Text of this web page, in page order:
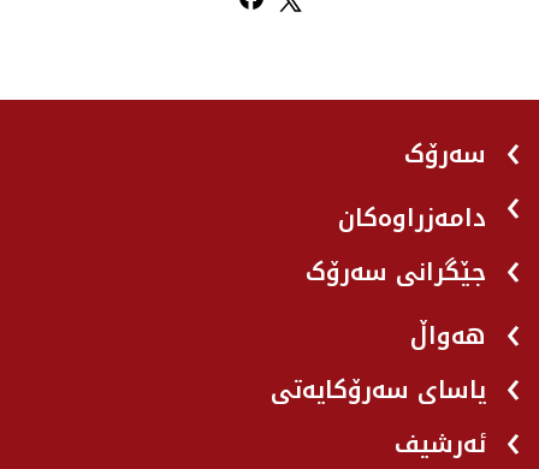
سەرۆک
دامەزراوەکان
جێگرانی سه‌رۆک
هه‌واڵ
یاسای سەرۆکایەتی
ئەرشیف